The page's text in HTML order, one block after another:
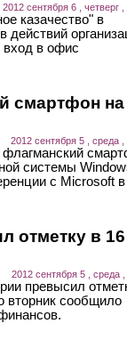
2012 сентября 6 , четверг ,
казачество" в
действий
вход в офис
смартфон на
2012 сентября 5 , среда ,
системы
с Microsoft в
отметку в 16
2012 сентября 5 , среда ,
превысил
вторник сообщило